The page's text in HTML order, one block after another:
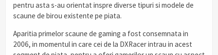
pentru asta s-au orientat inspre diverse tipuri si modele de
scaune de birou existente pe piata.
Aparitia primelor scaune de gaming a fost consemnata in
2006, in momentul in care cei de la DXRacer intrau in acest